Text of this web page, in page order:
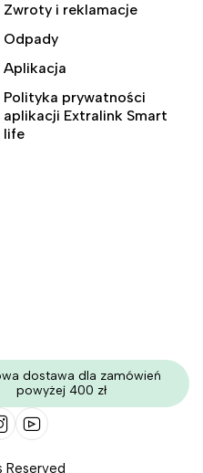
Zwroty i reklamacje
Odpady
Aplikacja
Polityka prywatności
aplikacji Extralink Smart
life
dostawa dla zamówień
powyżej 400 zł
Reserved